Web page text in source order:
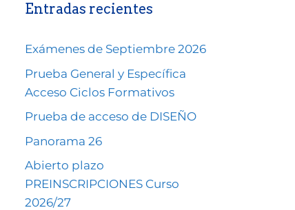
Entradas recientes
Exámenes de Septiembre 2026
Prueba General y Específica
Acceso Ciclos Formativos
Prueba de acceso de DISEÑO
Panorama 26
Abierto plazo
PREINSCRIPCIONES Curso
2026/27